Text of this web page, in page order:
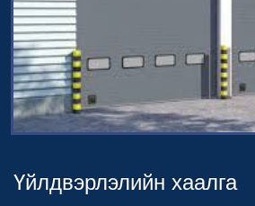
Үйлдвэрлэлийн хаалга